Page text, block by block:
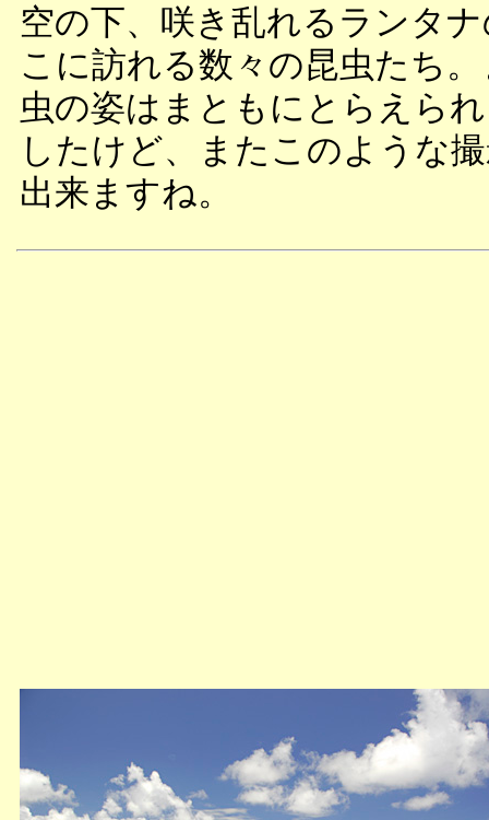
空の下、咲き乱れるランタ
こに訪れる数々の昆虫たち
虫の姿はまともにとらえら
したけど、またこのような
出来ますね。